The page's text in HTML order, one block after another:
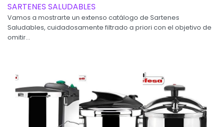
SARTENES SALUDABLES
Vamos a mostrarte un extenso catálogo de Sartenes
Saludables, cuidadosamente filtrado a priori con el objetivo de
omitir...